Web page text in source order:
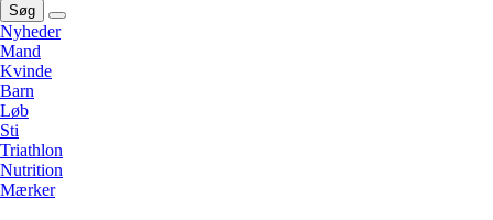
Søg
Nyheder
Mand
Kvinde
Barn
Løb
Sti
Triathlon
Nutrition
Mærker